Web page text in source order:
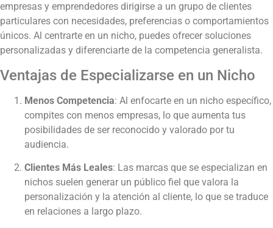
empresas y emprendedores dirigirse a un grupo de clientes
particulares con necesidades, preferencias o comportamientos
únicos. Al centrarte en un nicho, puedes ofrecer soluciones
personalizadas y diferenciarte de la competencia generalista.
Ventajas de Especializarse en un Nicho
Menos Competencia: Al enfocarte en un nicho específico,
compites con menos empresas, lo que aumenta tus
posibilidades de ser reconocido y valorado por tu
audiencia.
Clientes Más Leales: Las marcas que se especializan en
nichos suelen generar un público fiel que valora la
personalización y la atención al cliente, lo que se traduce
en relaciones a largo plazo.